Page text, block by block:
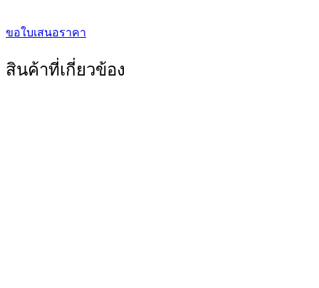
ขอใบเสนอราคา
สินค้าที่เกี่ยวข้อง